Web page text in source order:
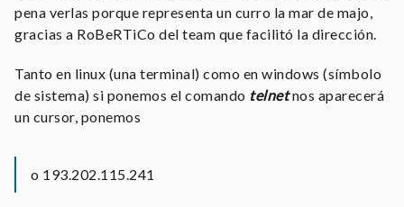
pena verlas porque representa un curro la mar de majo,
gracias a RoBeRTiCo del team que facilitó la dirección.
Tanto en linux (una terminal) como en windows (símbolo
de sistema) si ponemos el comando telnetnos aparecerá
un cursor, ponemos
o 193.202.115.241